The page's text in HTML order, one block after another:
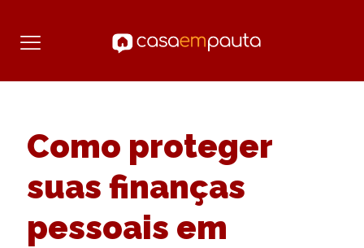
Como proteger
suas finanças
pessoais em